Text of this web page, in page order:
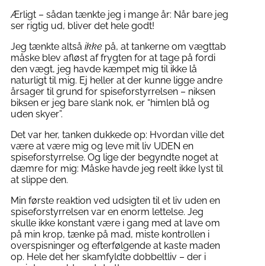
Ærligt – sådan tænkte jeg i mange år: Når bare jeg
ser rigtig ud, bliver det hele godt!
Jeg tænkte altså ikke på, at tankerne om vægttab
måske blev afløst af frygten for at tage på fordi
den vægt, jeg havde kæmpet mig til ikke lå
naturligt til mig. Ej heller at der kunne ligge andre
årsager til grund for spiseforstyrrelsen – niksen
biksen er jeg bare slank nok, er “himlen blå og
uden skyer”.
Det var her, tanken dukkede op: Hvordan ville det
være at være mig og leve mit liv UDEN en
spiseforstyrrelse. Og lige der begyndte noget at
dæmre for mig: Måske havde jeg reelt ikke lyst til
at slippe den.
Min første reaktion ved udsigten til et liv uden en
spiseforstyrrelsen var en enorm lettelse. Jeg
skulle ikke konstant være i gang med at lave om
på min krop, tænke på mad, miste kontrollen i
overspisninger og efterfølgende at kaste maden
op. Hele det her skamfyldte dobbeltliv – der i